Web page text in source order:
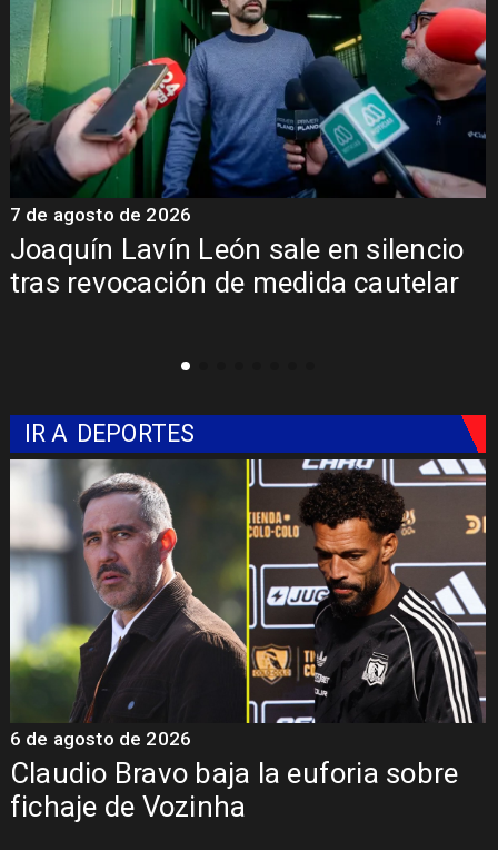
Joaquín Lavín León sale en silencio
tras revocación de medida cautelar
7 de agosto de 2026
IR A DEPORTES
Claudio Bravo baja la euforia sobre
fichaje de Vozinha
6 de agosto de 2026